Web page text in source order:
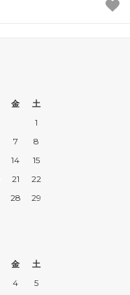
金
土
1
7
8
14
15
21
22
28
29
金
土
4
5